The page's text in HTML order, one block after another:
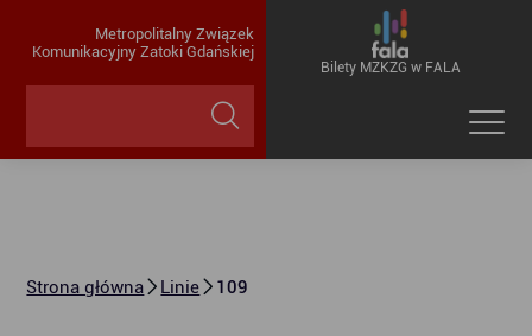
Metropolitalny Związek
Komunikacyjny Zatoki Gdańskiej
Bilety MZKZG w FALA
Strona główna Linie 109